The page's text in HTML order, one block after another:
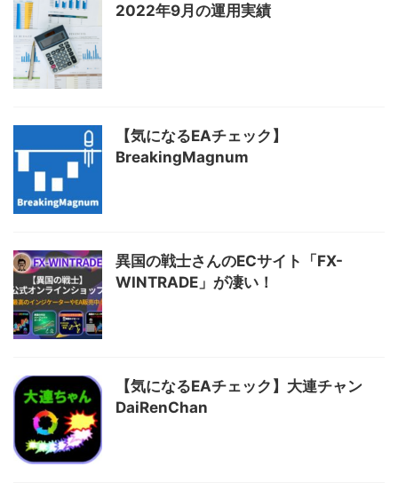
2022年9月の運用実績
【気になるEAチェック】
BreakingMagnum
異国の戦士さんのECサイト「FX-
WINTRADE」が凄い！
【気になるEAチェック】大連チャン
DaiRenChan